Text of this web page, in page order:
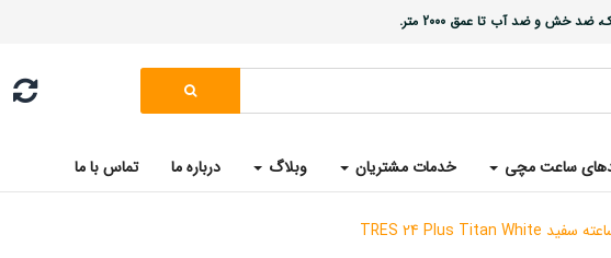
خش و ضد آب تا عمق 2000 متر.
ساعت مچی خدمات مشتریان وبلاگ درباره ما تماس با ما